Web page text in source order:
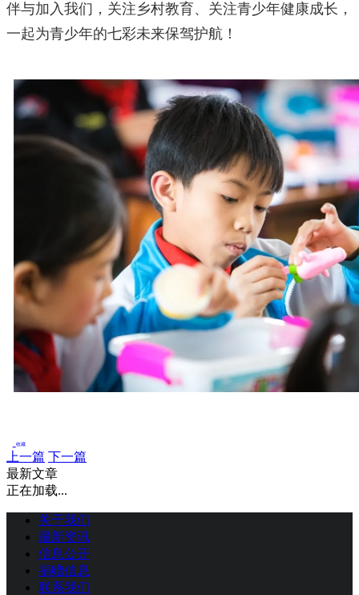
伴与加入我们，关注乡村教育、关注青少年健康成长，
一起为青少年的七彩未来保驾护航！
收藏
上一篇 下一篇
最新文章
正在加载...
关于我们
最新资讯
信息公开
捐赠信息
联系我们